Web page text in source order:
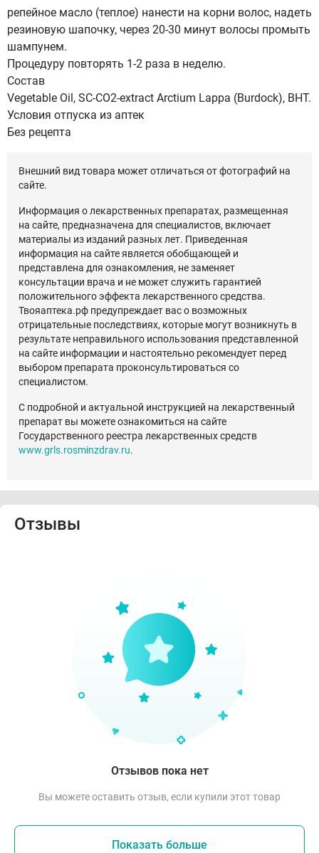
репейное масло (теплое) нанести на корни волос, надеть
резиновую шапочку, через 20-30 минут волосы промыть
шампунем.
Процедуру повторять 1-2 раза в неделю.
Состав
Vegetable Oil, SC-СО2-extract Arctium Lappa (Burdock), BHT.
Условия отпуска из аптек
Без рецепта
Внешний вид товара может отличаться от фотографий на
сайте.
Информация о лекарственных препаратах, размещенная
на сайте, предназначена для специалистов, включает
материалы из изданий разных лет. Приведенная
информация на сайте является обобщающей и
представлена для ознакомления, не заменяет
консультации врача и не может служить гарантией
положительного эффекта лекарственного средства.
Твояаптека.рф предупреждает вас о возможных
отрицательные последствиях, которые могут возникнуть в
результате неправильного использования представленной
на сайте информации и настоятельно рекомендует перед
выбором препарата проконсультироваться со
специалистом.
С подробной и актуальной инструкцией на лекарственный
препарат вы можете ознакомиться на сайте
Государственного реестра лекарственных средств
www.grls.rosminzdrav.ru.
Отзывы
Отзывов пока нет
Вы можете оставить отзыв, если купили этот товар
Показать больше